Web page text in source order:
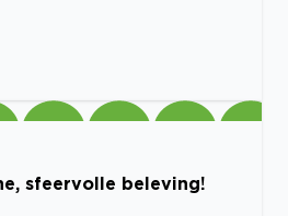
sfeervolle beleving!